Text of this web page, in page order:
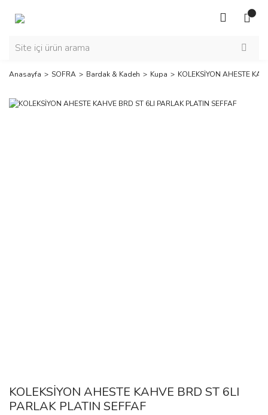
Anasayfa SOFRA Bardak & Kadeh Kupa KOLEKSİYON AHESTE
KOLEKSİYON AHESTE KAHVE BRD ST 6LI
PARLAK PLATIN SEFFAF